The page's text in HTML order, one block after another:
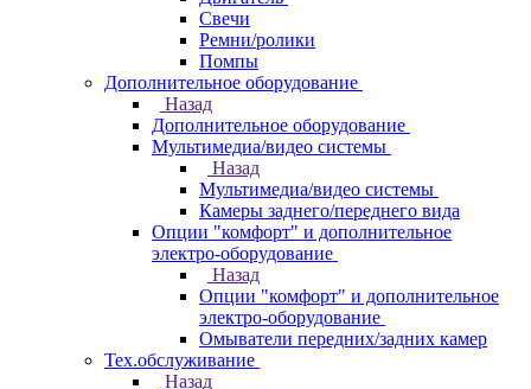
Свечи
Ремни/ролики
Помпы
Дополнительное оборудование
Назад
Дополнительное оборудование
Мультимедиа/видео системы
Назад
Мультимедиа/видео системы
Камеры заднего/переднего вида
Опции "комфорт" и дополнительное
электро-оборудование
Назад
Опции "комфорт" и дополнительное
электро-оборудование
Омыватели передних/задних камер
Тех.обслуживание
Назад